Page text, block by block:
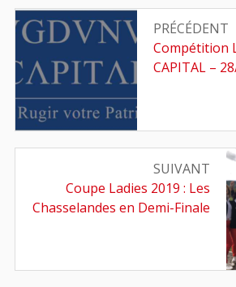
Navigation
de
l’article
PRÉCÉDENT
Article
précédent
Compétition
CAPITAL –
SUIVANT
Article
suivant
Coupe Ladies 2019 : Les
Chasselandes en Demi-Finale